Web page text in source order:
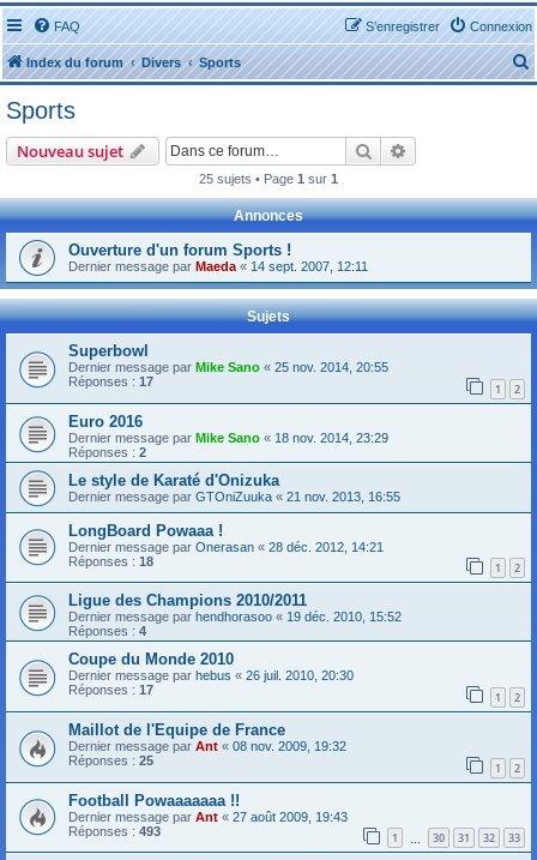
FAQ Connexion
S’enregistrer
Index du forum Divers Sports
e
r
e
r
Sports
Nouveau sujet Rechercher
25 sujets • Page 1 sur 1
Annonces
Ouverture d'un forum Sports !
Dernier message par Maeda « 14 sept. 2007, 12:11
Sujets
Superbowl
Dernier message par Mike Sano « 25 nov. 2014, 20:55
Réponses : 17 1 2
Euro 2016
Dernier message par Mike Sano « 18 nov. 2014, 23:29
Réponses : 2
Le style de Karaté d'Onizuka
Dernier message par GTOniZuuka « 21 nov. 2013, 16:55
LongBoard Powaaa !
Dernier message par Onerasan « 28 déc. 2012, 14:21
Réponses : 18 1 2
Ligue des Champions 2010/2011
Dernier message par hendhorasoo « 19 déc. 2010, 15:52
Réponses : 4
Coupe du Monde 2010
Dernier message par hebus « 26 juil. 2010, 20:30
Réponses : 17 1 2
Maillot de l'Equipe de France
Dernier message par Ant « 08 nov. 2009, 19:32
Réponses : 25 1 2
Football Powaaaaaaa !!
Dernier message par Ant « 27 août 2009, 19:43
Réponses : 493 1 30 31 32 33